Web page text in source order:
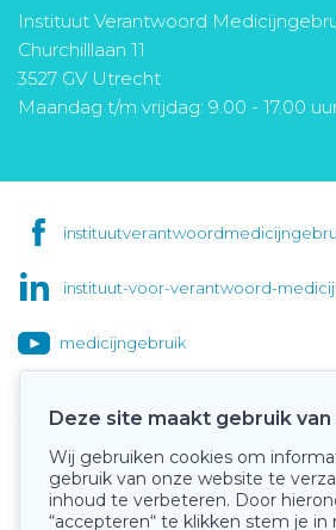
Instituut Verantwoord
Churchilllaan 11
3527 GV Utrecht
Maandag t/m vrijdag: 9.00 - 17.00
instituut-voor-verantwoord-
medicijngebruik
Onze
Deze site maakt gebruik
Wij gebruiken cookies om
gebruik van onze website te
inhoud te verbeteren. Door
“accepteren“ te klikken stem je